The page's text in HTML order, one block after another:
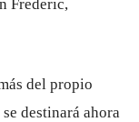
Frederic,
del propio
destinará ahora